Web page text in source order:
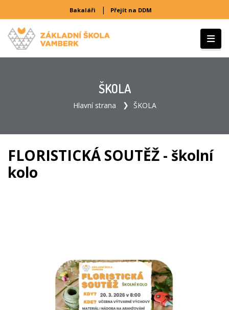
Bakaláři | Přejít na DDM
ŠKOLA
Hlavní strana ŠKOLA
FLORISTICKÁ SOUTĚŽ - školní
kolo